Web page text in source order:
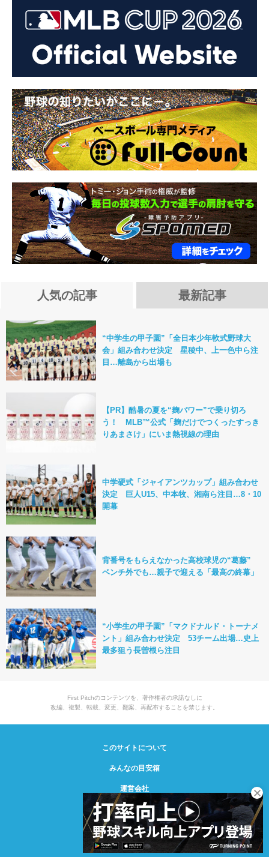
人気の記事 最新記事
“中学生の甲子園”「全日本少年軟式野球大
会」組み合わせ決定 星稜中、上一色中ら注
目…離島から出場も
【PR】酷暑の夏を“麹パワー”で乗り切ろ
う！ MLB™公式「麹だけでつくったすっき
りあまさけ」にいま熱視線の理由
中学硬式「ジャイアンツカップ」組み合わせ
決定 巨人U15、中本牧、湘南ら注目…8・10
開幕
背番号をもらえなかった高校球児の“葛藤”
ベンチ外でも…親子で迎える「最高の終幕」
“小学生の甲子園”「マクドナルド・トーナメ
ント」組み合わせ決定 53チーム出場…史上
最多狙う長曽根ら注目
First Pitchのコンテンツを、著作権者の承諾なしに
改編、複製、転載、変更、翻案、再配布することを禁じます。
© Creative2 2021-
このサイトについて
みんなの目安箱
運営会社